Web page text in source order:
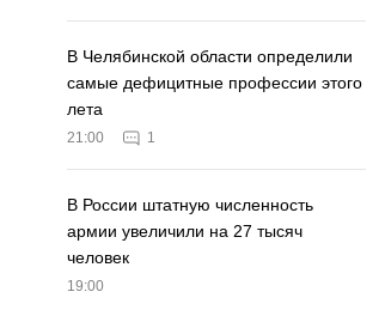
В Челябинской области определили
самые дефицитные профессии этого
лета
21:00 1
В России штатную численность
армии увеличили на 27 тысяч
человек
19:00